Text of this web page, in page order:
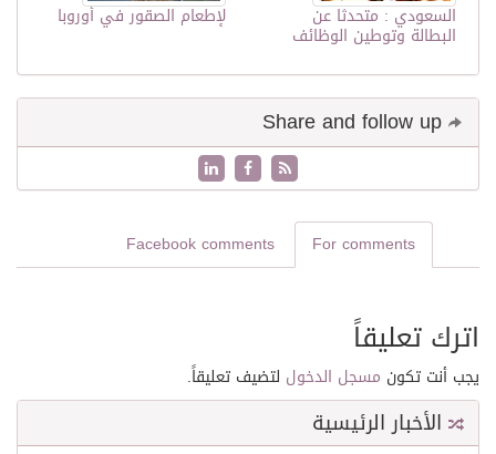
لإطعام الصقور في أوروبا السعودي : متحدثا عن
البطالة وتوطين الوظائف
For comments
Facebook comments
اترك تعليقاً
يجب أنت تكون مسجل الدخول لتضيف تعليقاً.
الأخبار الرئيسية